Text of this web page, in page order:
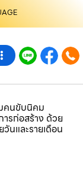
คนขับนิคม
รก่อสร้าง ด้วย
นและรายเดือน